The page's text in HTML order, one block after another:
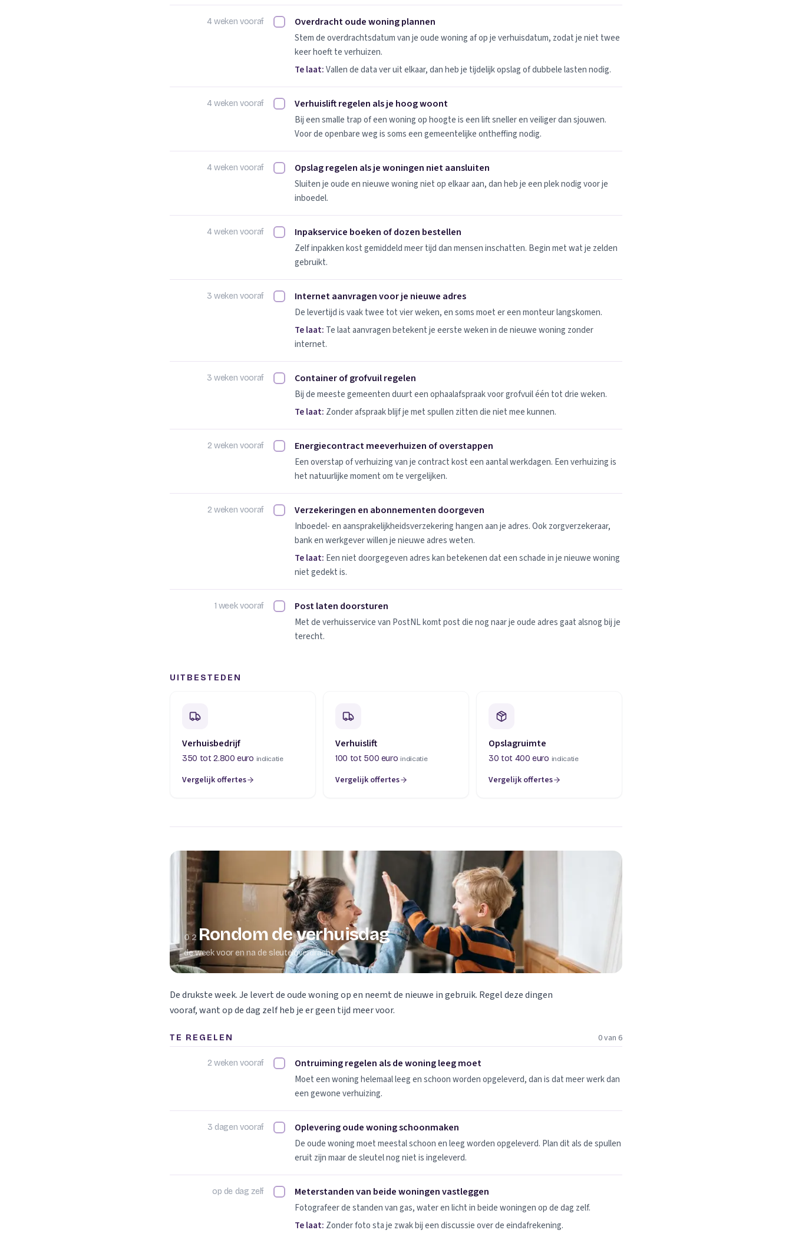
4 weken vooraf Overdracht oude woning plannen afvinken
Overdracht oude woning plannen
Stem de overdrachtsdatum van je oude woning af op je verhuisdatum, zodat je niet twee
keer hoeft te verhuizen.
Te laat:Vallen de data ver uit elkaar, dan heb je tijdelijk opslag of dubbele lasten nodig.
4 weken vooraf Verhuislift regelen als je hoog woont afvinken
Verhuislift regelen als je hoog woont
Bij een smalle trap of een woning op hoogte is een lift sneller en veiliger dan sjouwen.
Voor de openbare weg is soms een gemeentelijke ontheffing nodig.
4 weken vooraf Opslag regelen als je woningen niet aansluiten afvinken
Opslag regelen als je woningen niet aansluiten
Sluiten je oude en nieuwe woning niet op elkaar aan, dan heb je een plek nodig voor je
inboedel.
4 weken vooraf Inpakservice boeken of dozen bestellen afvinken
Inpakservice boeken of dozen bestellen
Zelf inpakken kost gemiddeld meer tijd dan mensen inschatten. Begin met wat je zelden
gebruikt.
3 weken vooraf Internet aanvragen voor je nieuwe adres afvinken
Internet aanvragen voor je nieuwe adres
De levertijd is vaak twee tot vier weken, en soms moet er een monteur langskomen.
Te laat: Te laat aanvragen betekent je eerste weken in de nieuwe woning zonder
internet.
3 weken vooraf Container of grofvuil regelen afvinken
Container of grofvuil regelen
Bij de meeste gemeenten duurt een ophaalafspraak voor grofvuil één tot drie weken.
Te laat: Zonder afspraak blijf je met spullen zitten die niet mee kunnen.
2 weken vooraf Energiecontract meeverhuizen of overstappen afvinken
Energiecontract meeverhuizen of overstappen
Een overstap of verhuizing van je contract kost een aantal werkdagen. Een verhuizing is
het natuurlijke moment om te vergelijken.
2 weken vooraf Verzekeringen en abonnementen doorgeven afvinken
Verzekeringen en abonnementen doorgeven
Inboedel- en aansprakelijkheidsverzekering hangen aan je adres. Ook zorgverzekeraar,
bank en werkgever willen je nieuwe adres weten.
Te laat: Een niet doorgegeven adres kan betekenen dat een schade in je nieuwe woning
niet gedekt is.
1 week vooraf Post laten doorsturen afvinken
Post laten doorsturen
Met de verhuisservice van PostNL komt post die nog naar je oude adres gaat alsnog bij je
terecht.
UITBESTEDEN
Verhuisbedrijf
350 tot 2.800 euro indicatie
Vergelijk offertes
(opent in een nieuw tabblad)
Verhuislift
100 tot 500 euro indicatie
Vergelijk offertes
(opent in een nieuw tabblad)
Opslagruimte
30 tot 400 euro indicatie
Vergelijk offertes
(opent in een nieuw tabblad)
02 Rondom de verhuisdag
de week voor en na de sleuteloverdracht
De drukste week. Je levert de oude woning op en neemt de nieuwe in gebruik. Regel deze dingen
vooraf, want op de dag zelf heb je er geen tijd meer voor.
TE REGELEN 0 van 6
2 weken vooraf Ontruiming regelen als de woning leeg moet afvinken
Ontruiming regelen als de woning leeg moet
Moet een woning helemaal leeg en schoon worden opgeleverd, dan is dat meer werk dan
een gewone verhuizing.
3 dagen vooraf Oplevering oude woning schoonmaken afvinken
Oplevering oude woning schoonmaken
De oude woning moet meestal schoon en leeg worden opgeleverd. Plan dit als de spullen
eruit zijn maar de sleutel nog niet is ingeleverd.
op de dag zelf Meterstanden van beide woningen vastleggen afvinken
Meterstanden van beide woningen vastleggen
Fotografeer de standen van gas, water en licht in beide woningen op de dag zelf.
Te laat: Zonder foto sta je zwak bij een discussie over de eindafrekening.